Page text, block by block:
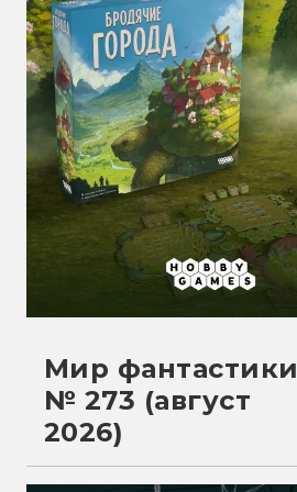
Мир фантастики
№ 273 (август
2026)